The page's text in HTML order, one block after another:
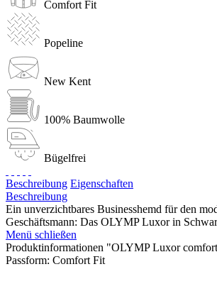
Comfort Fit
Popeline
New Kent
100% Baumwolle
Bügelfrei
Beschreibung Eigenschaften
Beschreibung
Ein unverzichtbares Businesshemd für den
Geschäftsmann: Das OLYMP Luxor in
Menü schließen
Produktinformationen "OLYMP Luxor
Passform: Comfort Fit